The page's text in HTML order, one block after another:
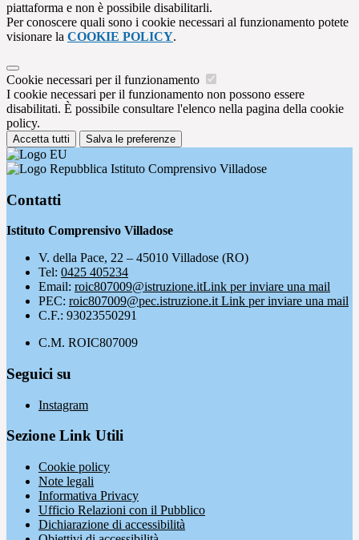
piattaforma e non è possibile disabilitarli.
Per conoscere quali sono i cookie necessari al funzionamento potete
visionare la COOKIE POLICY.
Cookie necessari per il funzionamento
I cookie necessari per il funzionamento non possono essere
disabilitati. È possibile consultare l'elenco nella pagina della cookie
policy.
Accetta tutti Salva le preferenze
Istituto Comprensivo Villadose
Contatti
Istituto Comprensivo Villadose
V. della Pace, 22 – 45010 Villadose (RO)
Tel: 0425 405234
Email: roic807009@istruzione.itLink per inviare una mail
PEC: roic807009@pec.istruzione.it Link per inviare una mail
C.F.: 93023550291
C.M. ROIC807009
Seguici su
Instagram
Sezione Link Utili
Cookie policy
Note legali
Informativa Privacy
Ufficio Relazioni con il Pubblico
Dichiarazione di accessibilità